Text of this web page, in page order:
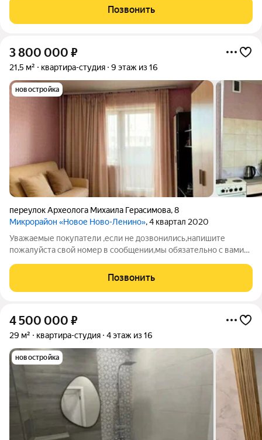
готова: Дом сдан, без рисков задержек. Высокий арендный
потенциал: Дефицит
Позвонить
3 800 000 ₽
21,5 м² квартира-студия 9 этаж из 16
новостройка
переулок Археолога Михаила Герасимова,8
Микрорайон «Новое Ново-Ленино», 4 квартал 2020
Уважаемые покупатели ,если не дозвонились,напишите
пожалуйста свой номер в сообщении,мы обязательно с вами
,туалет и ванная совмещенные , большая лоджия ,квартира
расположена на 9 этаже. Вот
Позвонить
4 500 000 ₽
29 м² квартира-студия 4 этаж из 16
новостройка